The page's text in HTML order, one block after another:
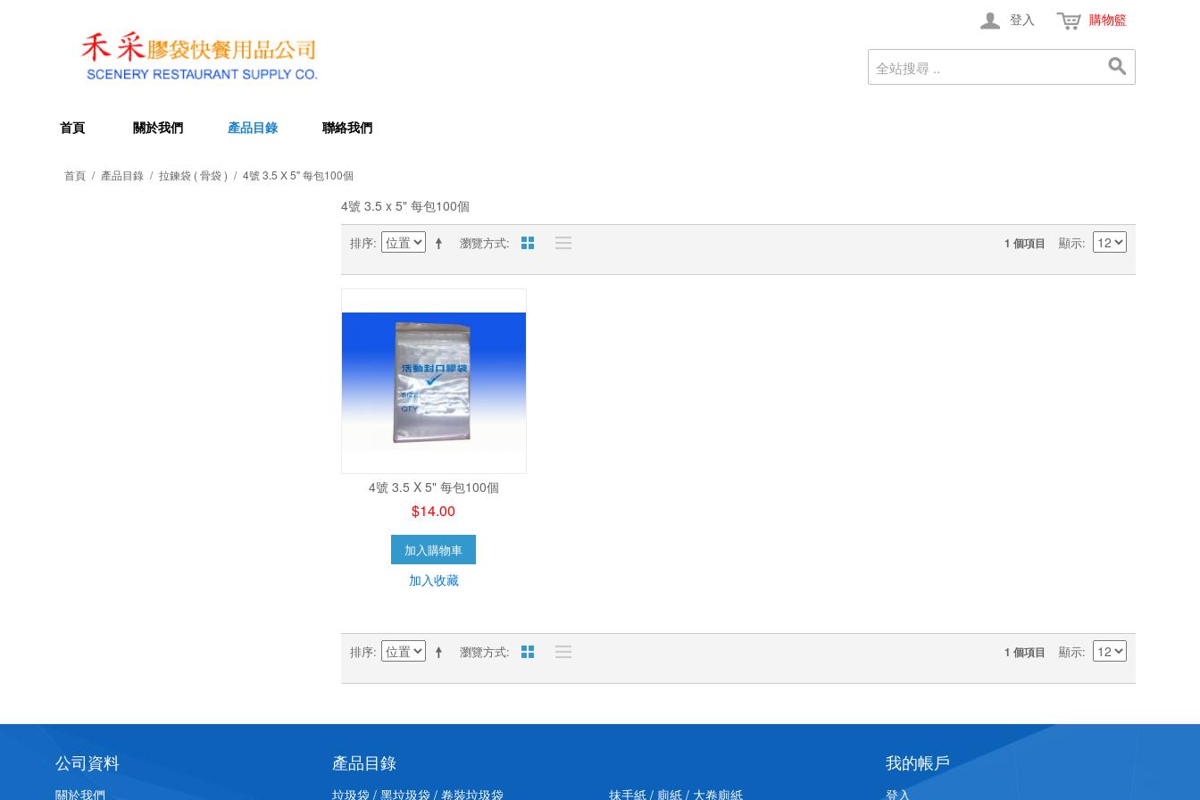
登入 購物籃
首頁 關於我們 產品目錄 聯絡我們
首頁 / 產品目錄 / 拉鍊袋 ( 骨袋 ) / 4號 3.5 X 5" 每包100個
4號 3.5 x 5" 每包100個
瀏覽方式
排序 1 個項目 顯示
4號 3.5 X 5" 每包100個
$14.00
加入購物車
加入收藏
瀏覽方式
排序 1 個項目 顯示
公司資料
關於我們
產品目錄
垃圾袋 / 黑垃圾袋 / 卷裝垃圾袋 抹手紙 / 廁紙 / 大卷廁紙
我的帳戶
登入